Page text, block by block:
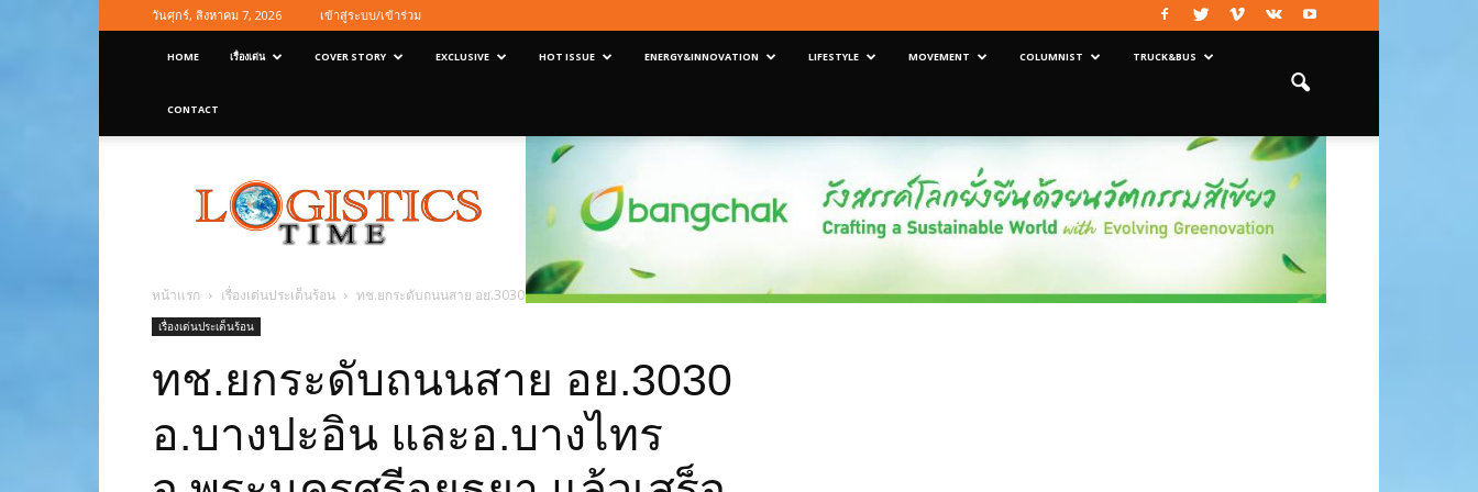
วันศุกร์, สิงหาคม 7, 2026 เข้าสู่ระบบ/เข้าร่วม
HOME เรื่องเด่น COVER STORY EXCLUSIVE HOT ISSUE ENERGY&INNOVATION LIFESTYLE MOVEMENT COLUMNIST TRUCK&BUS
CONTACT
Magazine
หน้าแรก เรื่องเด่นประเด็นร้อน ทช.ยกระดับถนนสาย อย.3030 อ.บางปะอิน และอ.บางไทร จ.พระนครศรีอยุธยา แล้วเสร็จ
เรื่องเด่นประเด็นร้อน
ทช.ยกระดับถนนสาย อย.3030
อ.บางปะอิน และอ.บางไทร